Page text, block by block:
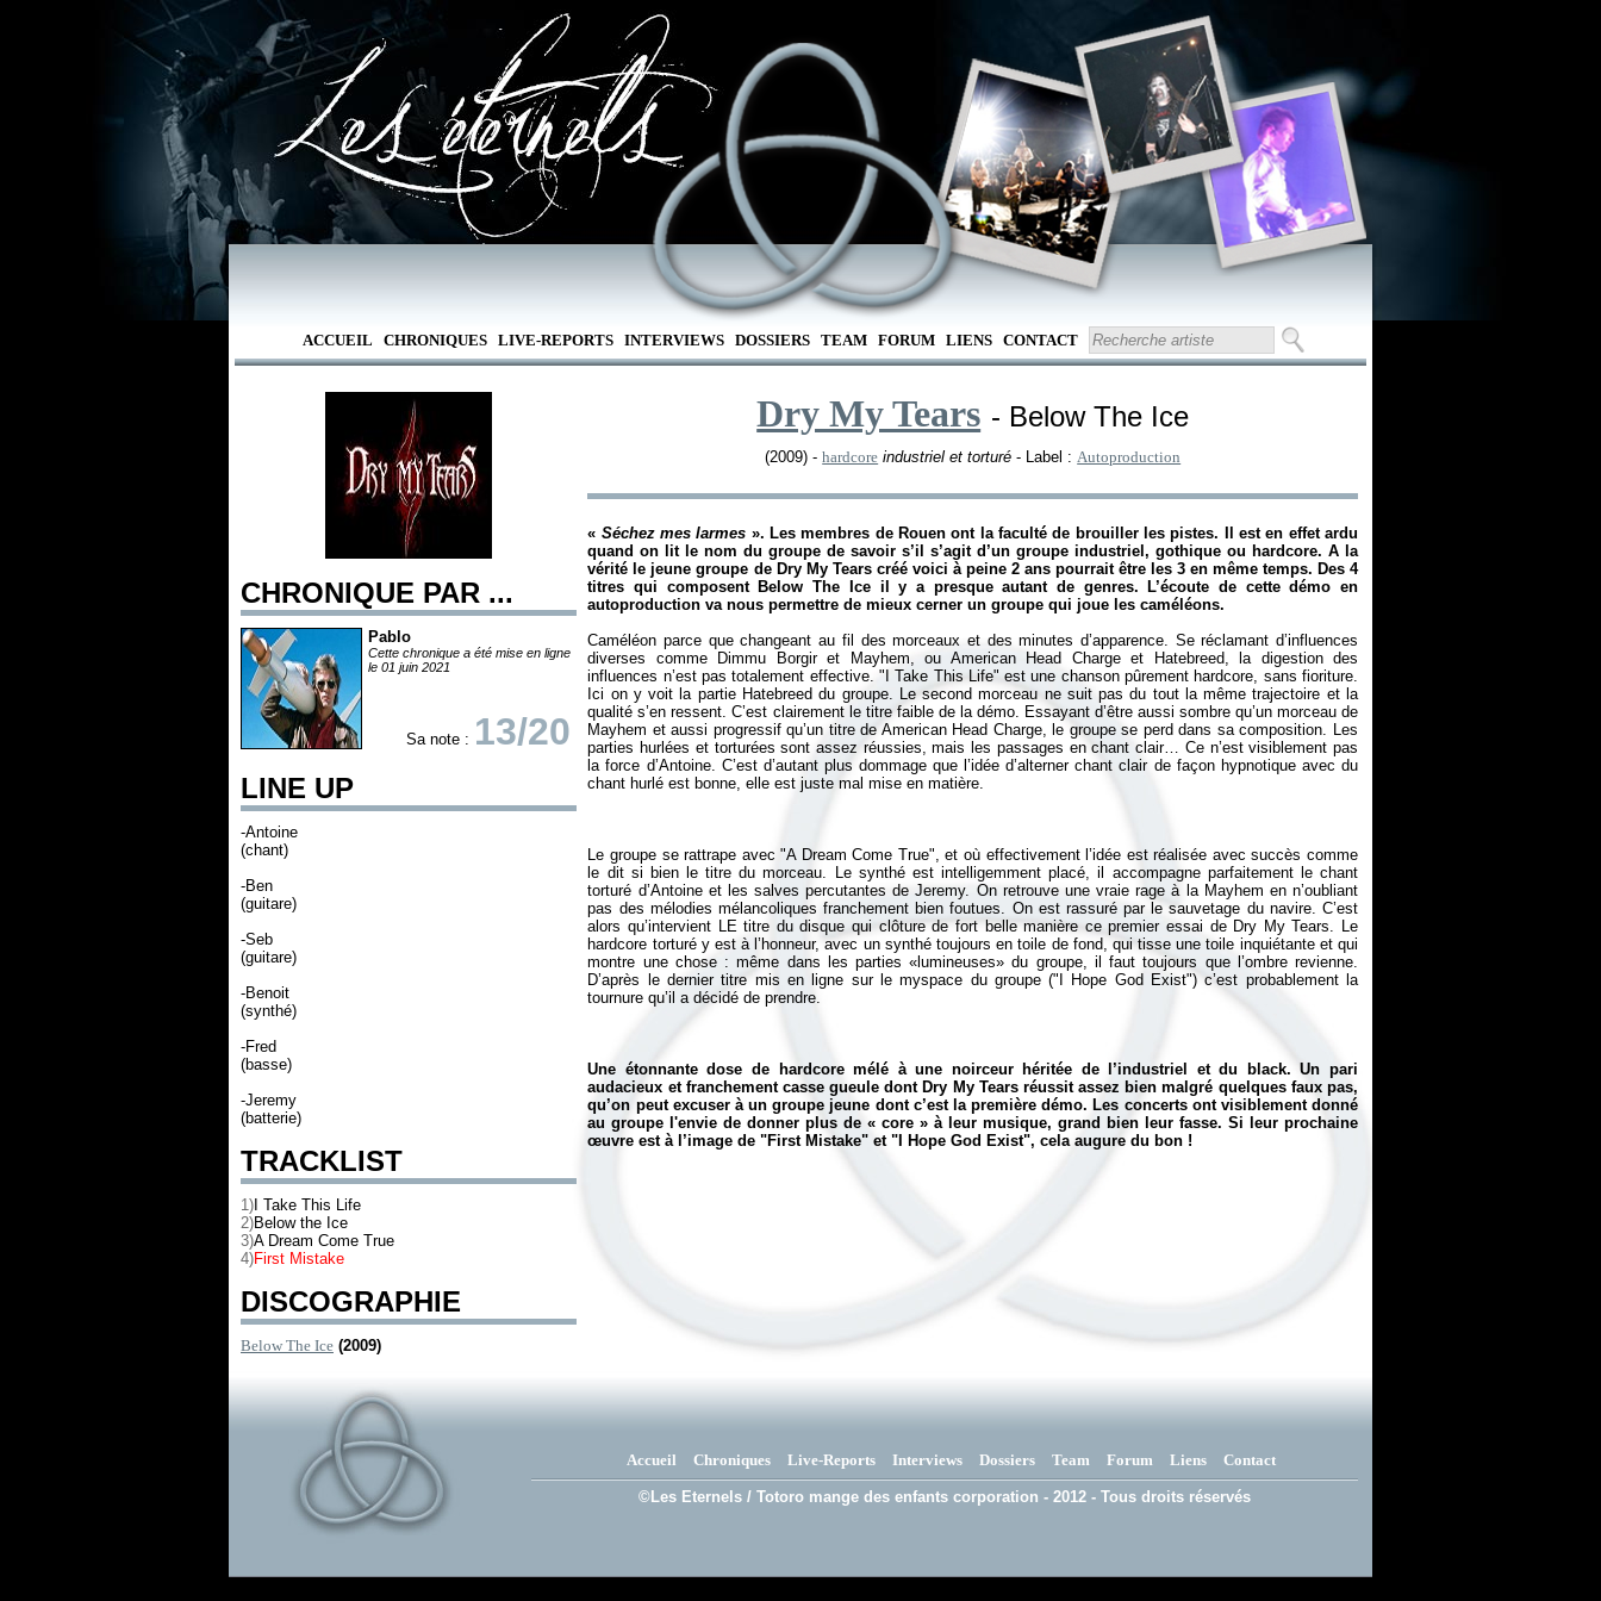
ACCUEIL CHRONIQUES LIVE-REPORTS INTERVIEWS DOSSIERS TEAM FORUM LIENS CONTACT
CHRONIQUE PAR ...
Pablo
Cette chronique a été mise en ligne
le 01 juin 2021
Sa note : 13/20
LINE UP
-Antoine
(chant)
-Ben
(guitare)
-Seb
(guitare)
-Benoit
(synthé)
-Fred
(basse)
-Jeremy
(batterie)
TRACKLIST
1) I Take This Life
2)Below the Ice
3)A Dream Come True
4)First Mistake
DISCOGRAPHIE
Below The Ice (2009)
Dry My Tears - Below The Ice
(2009) -hardcore industriel et torturé - Label :Autoproduction
« Séchez mes larmes ». Les membres de Rouen ont la faculté de brouiller les pistes. Il est en effet ardu
quand on lit le nom du groupe de savoir s’il s’agit d’un groupe industriel, gothique ou hardcore. A la
vérité le jeune groupe de Dry My Tears créé voici à peine 2 ans pourrait être les 3 en même temps. Des 4
titres qui composent Below The Iceil y a presque autant de genres. L’écoute de cette démo en
autoproduction va nous permettre de mieux cerner un groupe qui joue les caméléons.
Caméléon parce que changeant au fil des morceaux et des minutes d’apparence. Se réclamant d’influences
diverses comme Dimmu Borgir et Mayhem, ou American Head Charge et Hatebreed, la digestion des
influences n’est pas totalement effective. "I Take This Life" est une chanson pûrement hardcore, sans fioriture.
Ici on y voit la partie Hatebreed du groupe. Le second morceau ne suit pas du tout la même trajectoire et la
qualité s’en ressent. C’est clairement le titre faible de la démo. Essayant d’être aussi sombre qu’un morceau de
Mayhem et aussi progressif qu’un titre de American Head Charge, le groupe se perd dans sa composition. Les
parties hurlées et torturées sont assez réussies, mais les passages en chant clair… Ce n’est visiblement pas
la force d’Antoine. C’est d’autant plus dommage que l’idée d’alterner chant clair de façon hypnotique avec du
Le groupe se rattrape avec "A Dream Come True", et où effectivement l’idée est réalisée avec succès comme
le dit si bien le titre du morceau. Le synthé est intelligemment placé, il accompagne parfaitement le chant
torturé d’Antoine et les salves percutantes de Jeremy. On retrouve une vraie rage à la Mayhem en n’oubliant
pas des mélodies mélancoliques franchement bien foutues. On est rassuré par le sauvetage du navire. C’est
alors qu’intervient LE titre du disque qui clôture de fort belle manière ce premier essai de Dry My Tears. Le
hardcore torturé y est à l’honneur, avec un synthé toujours en toile de fond, qui tisse une toile inquiétante et qui
montre une chose : même dans les parties «lumineuses» du groupe, il faut toujours que l’ombre revienne.
D’après le dernier titre mis en ligne sur le myspace du groupe ("I Hope God Exist") c’est probablement la
Une étonnante dose de hardcore mélé à une noirceur héritée de l’industriel et du black. Un pari
audacieux et franchement casse gueule dont Dry My Tears réussit assez bien malgré quelques faux pas,
qu’on peut excuser à un groupe jeune dont c’est la première démo. Les concerts ont visiblement donné
au groupe l'envie de donner plus de « core » à leur musique, grand bien leur fasse. Si leur prochaine
œuvre est à l’image de "First Mistake" et "I Hope God Exist", cela augure du bon !
Accueil Chroniques Live-Reports Interviews Dossiers Team Forum Liens Contact
©Les Eternels / Totoro mange des enfants corporation - 2012 - Tous droits réservés